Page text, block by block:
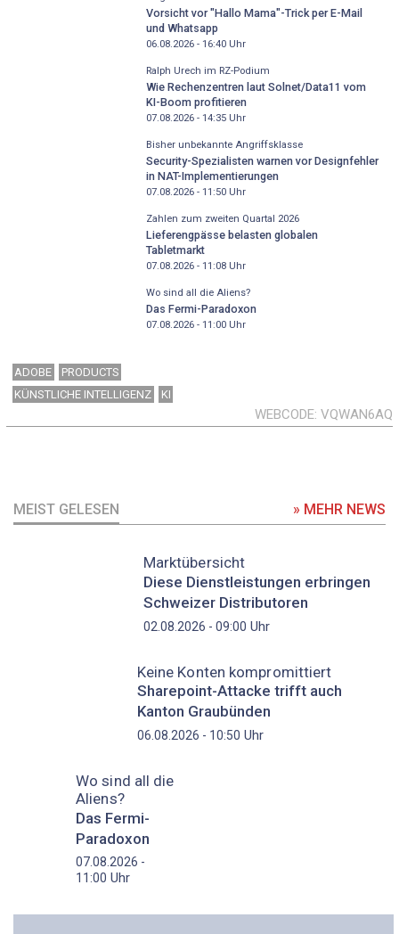
Vorsicht vor "Hallo Mama"-Trick per E-Mail
und Whatsapp
06.08.2026 - 16:40Uhr
Ralph Urech im RZ-Podium
Wie Rechenzentren laut Solnet/Data11 vom
KI-Boom profitieren
07.08.2026 - 14:35Uhr
Bisher unbekannte Angriffsklasse
Security-Spezialisten warnen vor Designfehler
in NAT-Implementierungen
07.08.2026 - 11:50Uhr
Zahlen zum zweiten Quartal 2026
Lieferengpässe belasten globalen
Tabletmarkt
07.08.2026 - 11:08Uhr
Wo sind all die Aliens?
Das Fermi-Paradoxon
07.08.2026 - 11:00Uhr
ADOBE
PRODUCTS
KÜNSTLICHE INTELLIGENZ
KI
WEBCODE VQWAN6AQ
MEIST GELESEN » MEHR NEWS
Marktübersicht
Diese Dienstleistungen erbringen
Schweizer Distributoren
02.08.2026 - 09:00 Uhr
Keine Konten kompromittiert
Sharepoint-Attacke trifft auch
Kanton Graubünden
06.08.2026 - 10:50 Uhr
Wo sind all die
Aliens?
Das Fermi-
Paradoxon
07.08.2026 -
11:00 Uhr